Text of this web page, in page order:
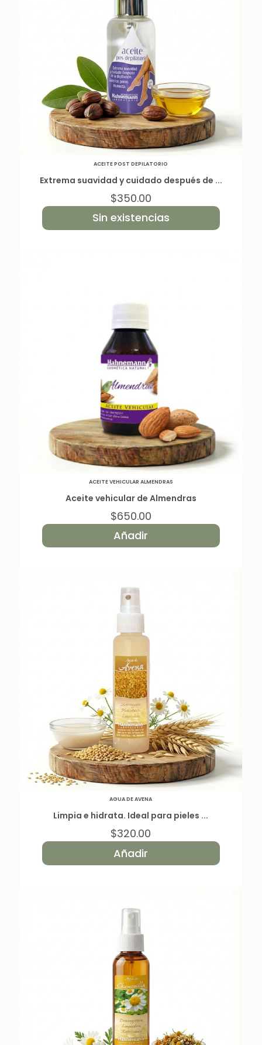
ACEITE POST DEPILATORIO
Extrema suavidad y cuidado después de ...
$350.00
Sin existencias
ACEITE VEHICULAR ALMENDRAS
Aceite vehicular de Almendras
$650.00
Añadir
AGUA DE AVENA
Limpia e hidrata. Ideal para pieles ...
$320.00
Añadir